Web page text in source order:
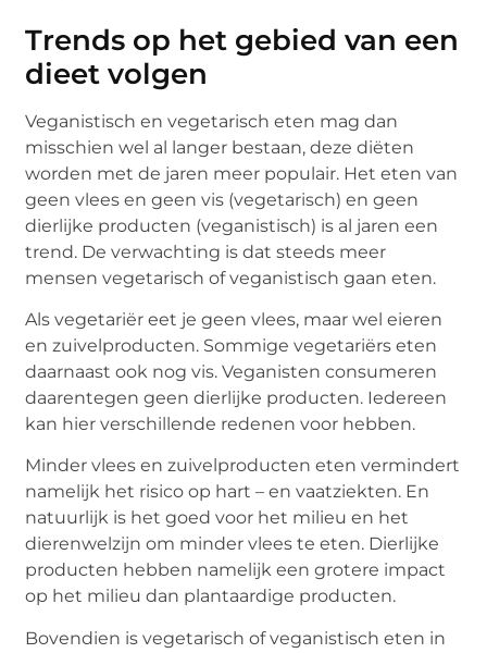
Trends op het gebied van een
dieet volgen
Veganistisch en vegetarisch eten mag dan
misschien wel al langer bestaan, deze diëten
worden met de jaren meer populair. Het eten van
geen vlees en geen vis (vegetarisch) en geen
dierlijke producten (veganistisch) is al jaren een
trend. De verwachting is dat steeds meer
mensen vegetarisch of veganistisch gaan eten.
Als vegetariër eet je geen vlees, maar wel eieren
en zuivelproducten. Sommige vegetariërs eten
daarnaast ook nog vis. Veganisten consumeren
daarentegen geen dierlijke producten. Iedereen
kan hier verschillende redenen voor hebben.
Minder vlees en zuivelproducten eten vermindert
namelijk het risico op hart – en vaatziekten. En
natuurlijk is het goed voor het milieu en het
dierenwelzijn om minder vlees te eten. Dierlijke
producten hebben namelijk een grotere impact
op het milieu dan plantaardige producten.
Bovendien is vegetarisch of veganistisch eten in